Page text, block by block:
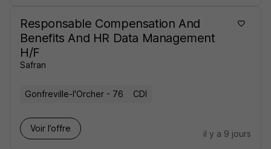
Responsable Compensation And
Benefits And HR Data Management
H/F
Safran
Gonfreville-l'Orcher - 76 CDI
Voir l’offre
il y a 9 jours